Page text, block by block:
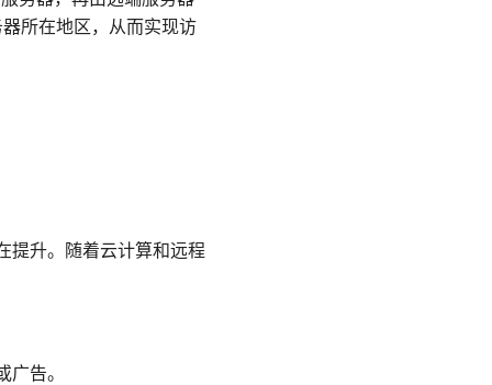
所在地区，从而实现访
提升。随着云计算和远程
告。